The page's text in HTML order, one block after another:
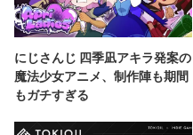
にじさんじ 四季凪アキラ発案の
魔法少女アニメ、制作陣も期間
もガチすぎる